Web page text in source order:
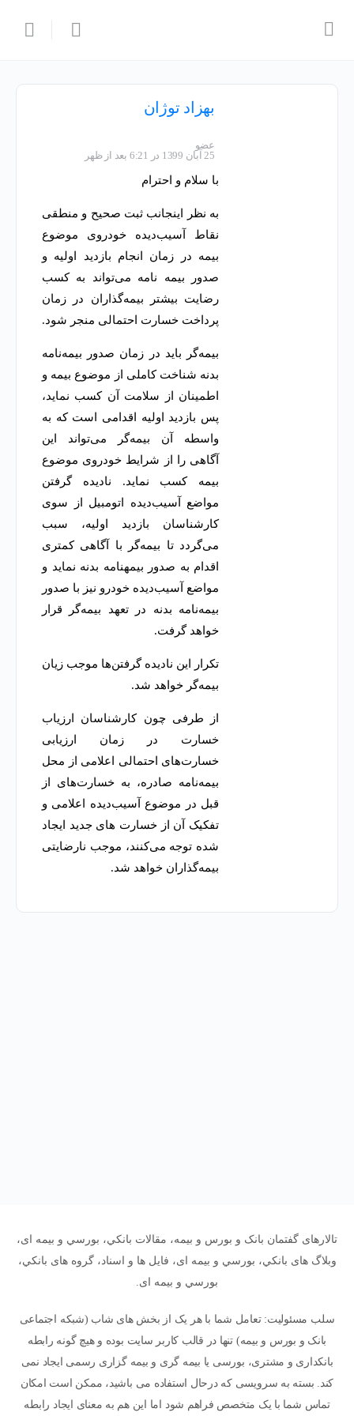
بهزاد توژان
عضو
25 آبان 1399 در 6:21 بعد از ظهر
با سلام و احترام
به نظر اینجانب ثبت صحیح و منطقی
نقاط آسیب‌دیده خودروی موضوع
بیمه در زمان انجام بازدید اولیه و
صدور بیمه نامه می‌تواند به کسب
رضایت بیشتر بیمه‌گذاران در زمان
پرداخت خسارت احتمالی منجر شود.
بیمه‌گر باید در زمان صدور بیمه‌نامه
بدنه شناخت کاملی از موضوع بیمه و
اطمینان از سلامت آن کسب نماید،
پس بازدید اولیه اقدامی است که به
واسطه آن بیمه‌گر می‌تواند این
آگاهی را از شرایط خودروی موضوع
بیمه کسب نماید. نادیده گرفتن
مواضع آسیب‌دیده اتومبیل از سوی
کارشناسان بازدید اولیه، سبب
می‌گردد تا بیمه‌گر با آگاهی کمتری
اقدام به صدور بیمه‎نامه بدنه نماید و
مواضع آسیب‌دیده خودرو نیز با صدور
بیمه‌نامه بدنه در تعهد بیمه‌گر قرار
خواهد گرفت.
تکرار این نادیده گرفتن‌ها موجب زیان
بیمه‌گر خواهد شد.
از طرفی چون کارشناسان ارزیاب
خسارت در زمان ارزیابی
خسارت‌های احتمالی اعلامی از محل
بیمه‌نامه صادره، به خسارت‌های از
قبل در موضوع آسیب‌دیده اعلامی و
تفکیک آن از خسارت های جدید ایجاد
شده توجه می‌کنند، موجب نارضایتی
بیمه‌گذاران خواهد شد.
تالارهای گفتمان بانک و بورس و بیمه، مقالات بانکي، بورسي و بیمه ای،
وبلاگ های بانکي، بورسي و بیمه ای، فایل ها و اسناد، گروه های بانکي،
بورسي و بیمه ای.
سلب مسئولیت: تعامل شما با هر یک از بخش های شاب (شبکه اجتماعی
بانک و بورس و بیمه) تنها در قالب کاربر سایت بوده و هیچ گونه رابطه
بانکداری و مشتری، بورسی یا بیمه گری و بیمه گزاری رسمی ایجاد نمی
کند. بسته به سرویسی که درحال استفاده می باشید، ممکن است امکان
تماس شما با یک متخصص فراهم شود اما این هم به معنای ایجاد رابطه